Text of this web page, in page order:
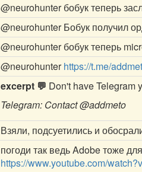
@neurohunterбобук теперь
@neurohunterБобук получил
@neurohunterбобук теперь
@neurohunter https://t.me/
excerpt 💬 Don't have Telegram
Telegram: Contact@addmeto
Взяли, подсуетились и
погоди так ведь Adobe тоже
https://www.youtube.com/